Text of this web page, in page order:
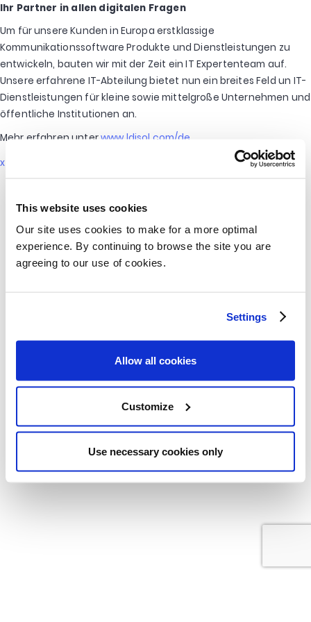
This website uses cookies
Our site uses cookies to make for a more optimal
experience. By continuing to browse the site you are
agreeing to our use of cookies.
Settings
Allow all cookies
Customize
Use necessary cookies only
Ihr Partner in allen digitalen Fragen
Um für unsere Kunden in Europa erstklassige
Kommunikationssoftware Produkte und Dienstleistungen zu
entwickeln, bauten wir mit der Zeit ein IT Expertenteam auf.
Unsere erfahrene IT-Abteilung bietet nun ein breites Feld un IT-
Dienstleistungen für kleine sowie mittelgroße Unternehmen und
öffentliche Institutionen an.
Mehr erfahren unterwww.ldisol.com/de
x